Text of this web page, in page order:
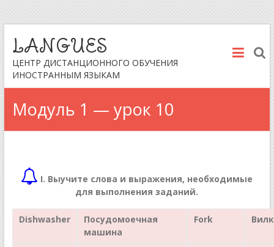
LANGUES
ЦЕНТР ДИСТАНЦИОННОГО ОБУЧЕНИЯ
ИНОСТРАННЫМ ЯЗЫКАМ
Модуль 1 — урок 10
I. Выучите слова и выражения, необходимые
для выполнения заданий.
Dishwasher
Посудомоечная
машина
Fork